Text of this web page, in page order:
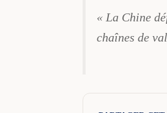
« La Chine
chaînes de